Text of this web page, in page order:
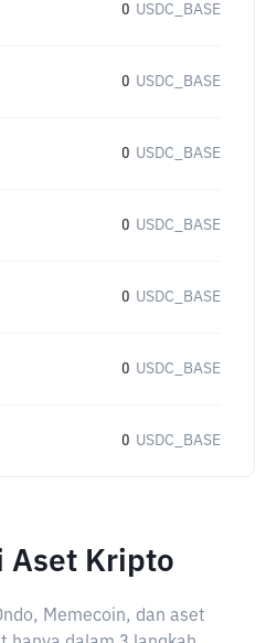
0 USDC_BASE
0 USDC_BASE
0 USDC_BASE
0 USDC_BASE
0 USDC_BASE
0 USDC_BASE
0 USDC_BASE
Aset Kripto
Memecoin, dan aset